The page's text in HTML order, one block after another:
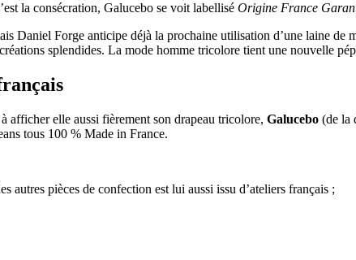
la consécration, Galucebo se voit labellisé Origine France
Daniel Forge anticipe déjà la prochaine utilisation d’une laine de
splendides. La mode homme tricolore tient une nouvelle
afficher elle aussi fièrement son drapeau tricolore, Galucebo (de la
tous 100 % Made in France.
autres pièces de confection est lui aussi issu d’ateliers français ;